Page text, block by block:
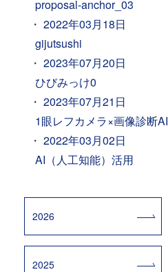
proposal-anchor_03
2022年03月18日
gijutsushi
2023年07月20日
ひびみっけ0
2023年07月21日
1眼レフカメラ×画像診断AI
2022年03月02日
AI（人工知能）活用
2026
2025